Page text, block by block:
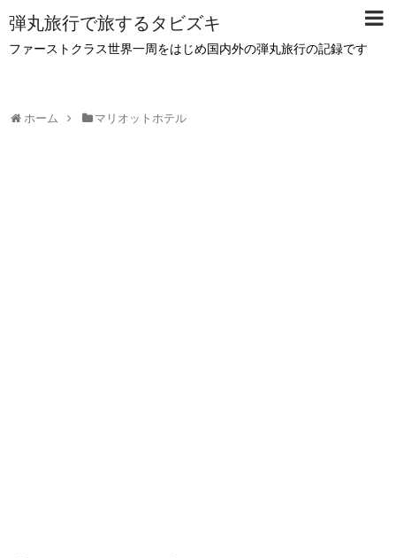
弾丸旅行で旅するタビズキ
ファーストクラス世界一周をはじめ国内外の弾丸旅行の記録です
ホーム マリオットホテル